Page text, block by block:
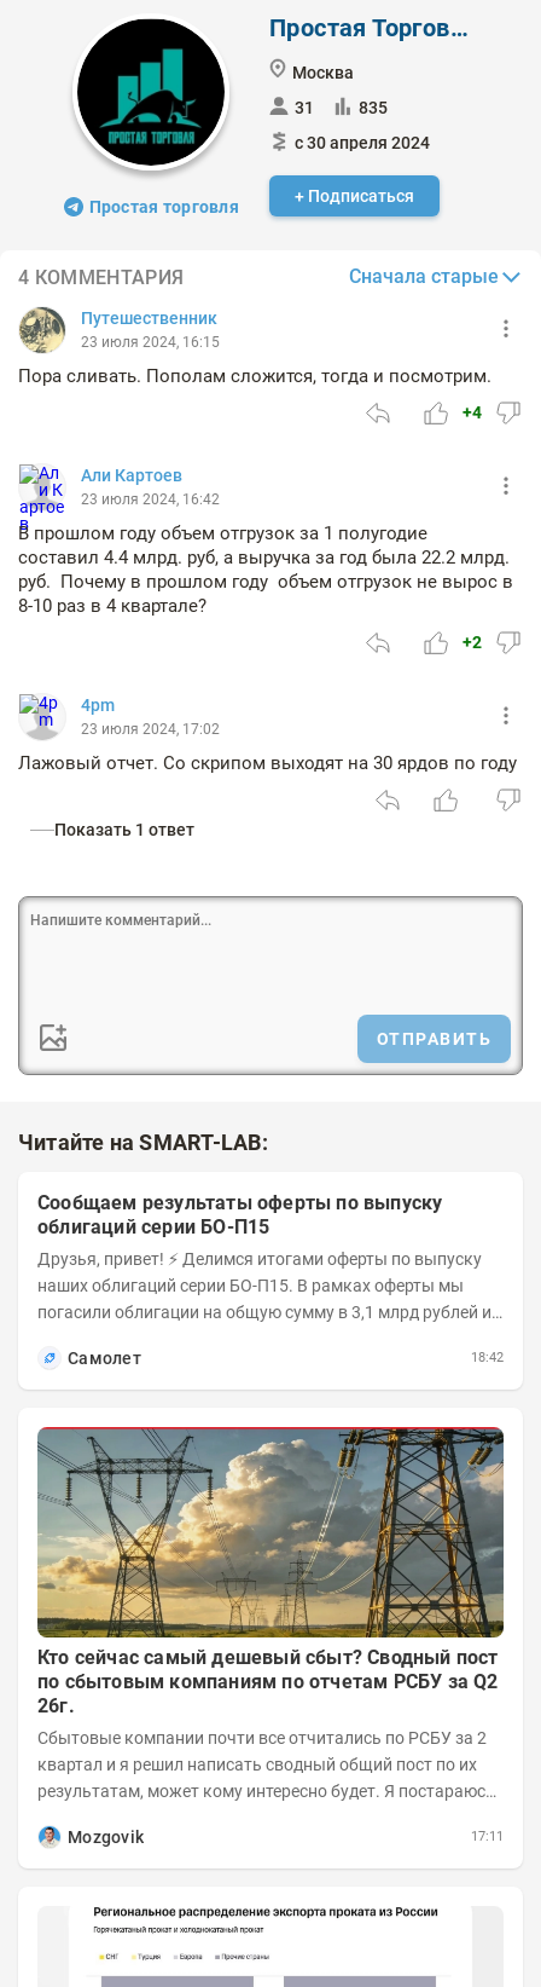
Простая торговля
Простая Торговля
Москва
31
835
с 30 апреля 2024
+ Подписаться
4 КОММЕНТАРИЯ Сначала старые
Путешественник
23 июля 2024, 16:15
Пора сливать. Пополам сложится, тогда и посмотрим.
+4
Али Картоев
23 июля 2024, 16:42
В прошлом году объем отгрузок за 1 полугодие
составил 4.4 млрд. руб, а выручка за год была 22.2 млрд.
руб. Почему в прошлом году объем отгрузок не вырос в
8-10 раз в 4 квартале?
+2
4pm
23 июля 2024, 17:02
Лажовый отчет. Со скрипом выходят на 30 ярдов по году
Показать 1 ответ
ОТПРАВИТЬ
Читайте на SMART-LAB:
Сообщаем результаты оферты по выпуску
облигаций серии БО-П15
Друзья, привет! ⚡️ Делимся итогами оферты по выпуску
наших облигаций серии БО-П15. В рамках оферты мы
погасили облигации на общую сумму в 3,1 млрд рублей из
Самолет
18:42
Кто сейчас самый дешевый сбыт? Сводный пост
по сбытовым компаниям по отчетам РСБУ за Q2
26г.
Сбытовые компании почти все отчитались по РСБУ за 2
квартал и я решил написать сводный общий пост по их
результатам, может кому интересно будет. Я постараюсь
Mozgovik
17:11